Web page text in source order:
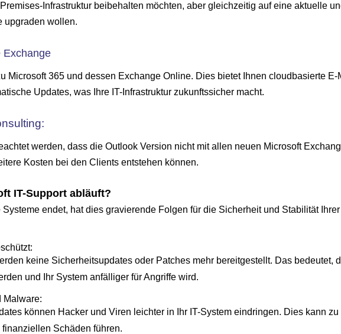
Infrastruktur beibehalten möchten, aber gleichzeitig auf eine aktuelle
upgraden wollen.
Exchange
Microsoft 365 und dessen Exchange Online. Dies bietet Ihnen cloudbasierte E-
Updates, was Ihre IT-Infrastruktur zukunftssicher macht.
werden, dass die Outlook Version nicht mit allen neuen Microsoft
Kosten bei den Clients entstehen können.
IT-Support abläuft?
endet, hat dies gravierende Folgen für die Sicherheit und Stabilität Ihrer
keine Sicherheitsupdates oder Patches mehr bereitgestellt. Das bedeutet,
und Ihr System anfälliger für Angriffe wird.
können Hacker und Viren leichter in Ihr IT-System eindringen. Dies kann
Schäden führen.